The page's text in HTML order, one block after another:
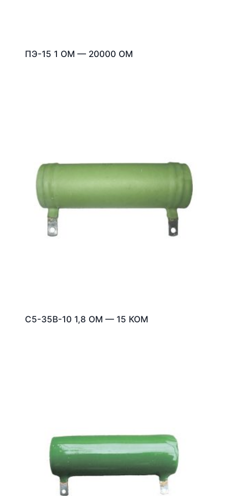
ПЭ-15 1 ОМ — 20000 ОМ
С5-35В-10 1,8 ОМ — 15 КОМ